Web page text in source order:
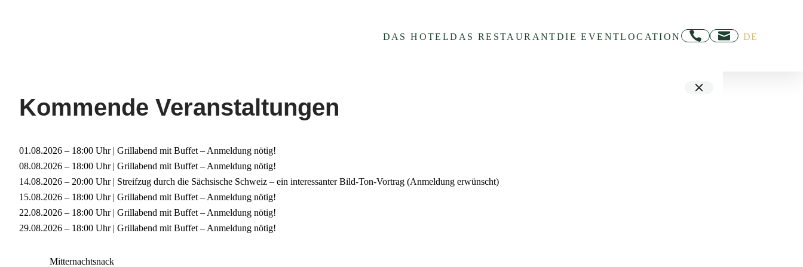
DAS HOTELDAS RESTAURANTDIE EVENTLOCATION
Kommende Veranstaltungen
01.08.2026 – 18:00 Uhr | Grillabend mit Buffet – Anmeldung nötig!
08.08.2026 – 18:00 Uhr | Grillabend mit Buffet – Anmeldung nötig!
14.08.2026 – 20:00 Uhr | Streifzug durch die Sächsische Schweiz – ein interessanter Bild-Ton-Vortrag (Anmeldung erwünscht)
15.08.2026 – 18:00 Uhr | Grillabend mit Buffet – Anmeldung nötig!
22.08.2026 – 18:00 Uhr | Grillabend mit Buffet – Anmeldung nötig!
29.08.2026 – 18:00 Uhr | Grillabend mit Buffet – Anmeldung nötig!
Erleben Sie den
Jahreswechsel ganz
oben auf 507m
Es erwarten Sie:
Aperitif zur Begrüßung
Mitternachtsnack